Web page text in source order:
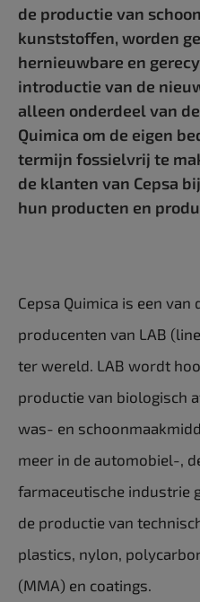
de productie van
kunststoffen, worden
hernieuwbare en
introductie van de
alleen onderdeel van
Quimica om de eigen
termijn fossielvrij te
de klanten van Cepsa
hun producten en
Cepsa Quimica is een
producenten van LAB
ter wereld. LAB wordt
productie van biologisch
was- en
meer in de automobiel-,
farmaceutische industrie
de productie van
plastics, nylon,
(MMA) en coatings.